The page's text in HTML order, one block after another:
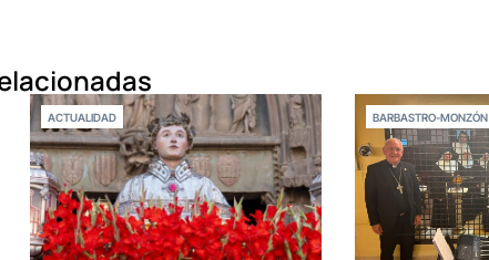
ACTUALIDAD BARBASTRO-MONZÓN